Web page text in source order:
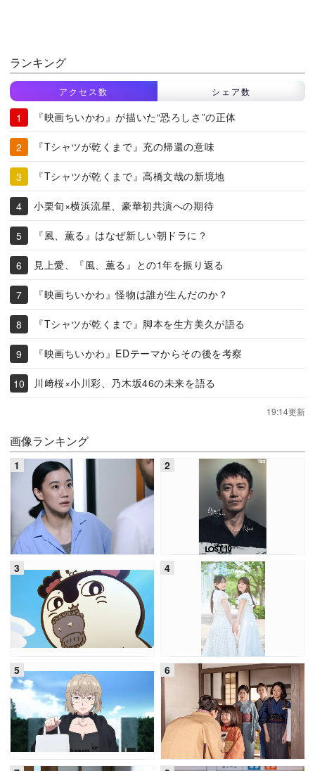
ランキング
アクセス数 シェア数
『映画ちいかわ』が描いた“恐ろしさ”の正体
『Tシャツが乾くまで』充の帰還の意味
『Tシャツが乾くまで』高橋文哉の新境地
小栗旬×横浜流星、豪華初共演への期待
『風、薫る』はなぜ新しい朝ドラに？
見上愛、『風、薫る』との1年を振り返る
『映画ちいかわ』怪物は誰が生んだのか？
『Tシャツが乾くまで』脚本を生方美久が語る
『映画ちいかわ』EDテーマからその後を考察
川﨑桜×小川彩、乃木坂46の未来を語る
19:14更新
画像ランキング